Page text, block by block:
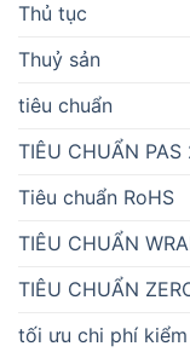
Thủ tục
Thuỷ sản
tiêu chuẩn
TIÊU CHUẨN PAS
Tiêu chuẩn RoHS
TIÊU CHUẨN
TIÊU CHUẨN
tối ưu chi phí